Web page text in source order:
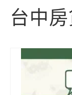
房屋貸款
信用貸款
代書貸款
銀行貸
台中房